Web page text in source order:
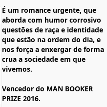
É um romance urgente, que
aborda com humor corrosivo
questões de raça e identidade
que estão na ordem do dia, e
nos força a enxergar de forma
crua a sociedade em que
vivemos.
Vencedor do MAN BOOKER
PRIZE 2016.